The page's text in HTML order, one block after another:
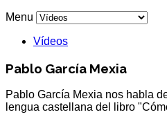
Menu
Vídeos
Pablo García Mexia
Pablo García Mexia nos habla
lengua castellana del libro